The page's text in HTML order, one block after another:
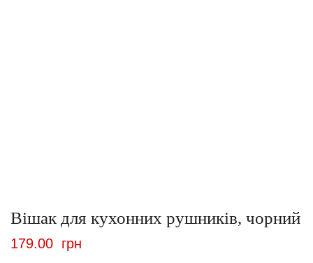
Вішак для кухонних рушників, чорний
179.00 грн